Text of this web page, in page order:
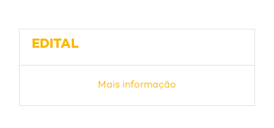
EDITAL
Mais informação